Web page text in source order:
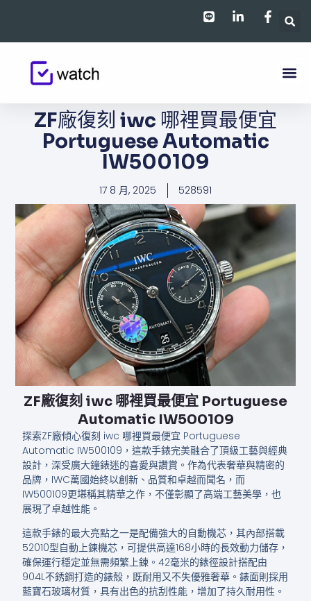
ZF廠復刻 iwc 哪裡買最便宜
Portuguese Automatic
IW500109
17 8 月, 2025 528591
ZF廠復刻 iwc 哪裡買最便宜 Portuguese
Automatic IW500109
探索ZF廠傾心復刻 iwc 哪裡買最便宜 Portuguese
Automatic IW500109，這款手錶完美融合了頂級工藝與經典
設計，深受廣大鐘錶迷的喜愛與讚賞。作為代表奢華與精密的
品牌，IWC萬國始終以創新、品質和卓越而聞名，而
IW500109更堪稱其精華之作，不僅彰顯了高端工藝美學，也
展現了卓越性能。
這款手錶的最大亮點之一是配備強大的自動機芯，其內部搭載
52010型自動上鍊機芯，可提供高達168小時的長效動力儲存，
確保運行穩定並無需頻繁上鍊。42毫米的錶徑設計搭配由
904L不銹鋼打造的錶殼，既耐用又不失優雅奢華。錶面則採用
藍寶石玻璃材質，具有出色的抗刮性能，增加了持久耐用性。